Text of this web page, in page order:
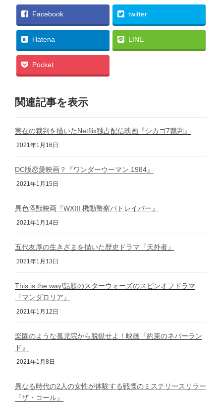
Facebook twitter
Hatena LINE
Pocket
関連記事を表示
実在の裁判を描いたNetflix独占配信映画『シカゴ7裁判』
2021年1月16日
DC版恋愛映画？『ワンダーウーマン 1984』
2021年1月15日
異色怪獣映画『WXIII 機動警察パトレイバー』
2021年1月14日
五代友厚の生きざまを描いた歴史ドラマ『天外者』
2021年1月13日
This is the way!話題のスターウォーズのスピンオフドラマ
『マンダロリア』
2021年1月12日
楽園のような孤児院から脱獄せよ！映画『約束のネバーラン
ド』
2021年1月8日
異なる時代の2人の女性が体験する戦慄のミステリースリラー
『ザ・コール』